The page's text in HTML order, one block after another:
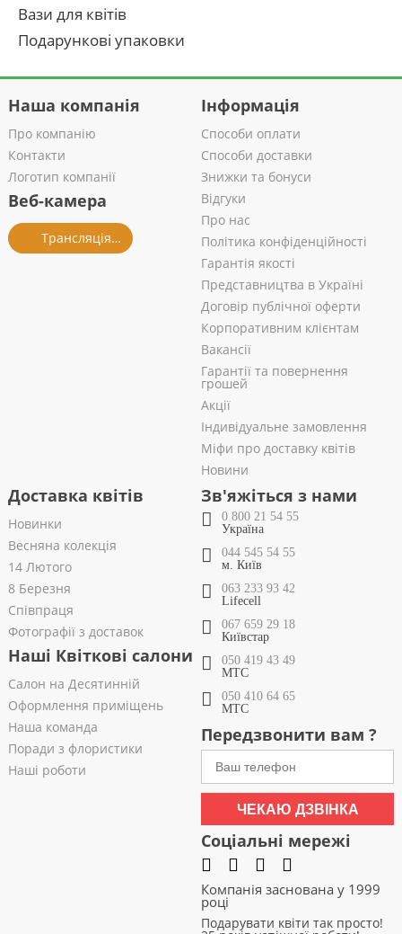
Вази для квітів
Подарункові упаковки
Наша компанія
Про компанію
Контакти
Логотип компанії
Веб-камера
Трансляція із салону
Інформація
Способи оплати
Способи доставки
Знижки та бонуси
Відгуки
Про нас
Політика конфіденційності
Гарантія якості
Представництва в Україні
Договір публічної оферти
Корпоративним клієнтам
Вакансії
Гарантії та повернення
грошей
Акції
Індивідуальне замовлення
Міфи про доставку квітів
Новини
Доставка квітів
Новинки
Весняна колекція
14 Лютого
8 Березня
Співпраця
Фотографії з доставок
Наші Квіткові салони
Салон на Десятинній
Оформлення приміщень
Наша команда
Поради з флористики
Наші роботи
Зв'яжіться з нами
0 800 21 54 55
Україна
044 545 54 55
м. Київ
063 233 93 42
Lifecell
067 659 29 18
Київстар
050 419 43 49
МТС
050 410 64 65
МТС
Передзвонити вам ?
ЧЕКАЮ ДЗВІНКА
Соціальні мережі
Компанія заснована у 1999
році
Подарувати квіти так просто!